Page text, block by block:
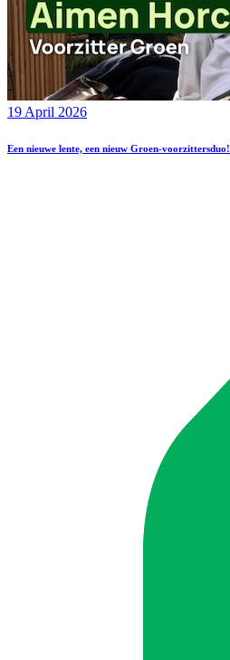
19 April 2026
Een nieuwe lente, een nieuw Groen-voorzittersduo!